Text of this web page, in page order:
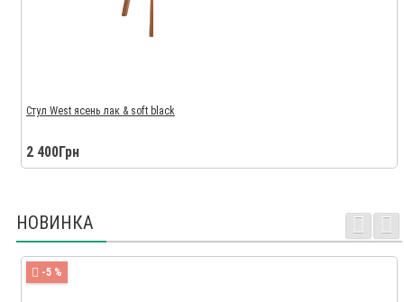
Стул West ясень лак & soft black
2 400Грн
НОВИНКА
-5 %